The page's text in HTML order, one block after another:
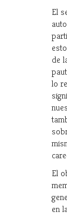
El
de
lo
El
en